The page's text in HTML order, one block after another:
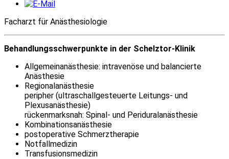
Facharzt für Anästhesiologie
Behandlungsschwerpunkte in der Schelztor-Klinik
Allgemeinanästhesie: intravenöse und balancierte
Anästhesie
Regionalanästhesie
peripher (ultraschallgesteuerte Leitungs- und
Plexusanästhesie)
rückenmarksnah: Spinal- und Periduralanästhesie
Kombinationsanästhesie
postoperative Schmerztherapie
Notfallmedizin
Transfusionsmedizin